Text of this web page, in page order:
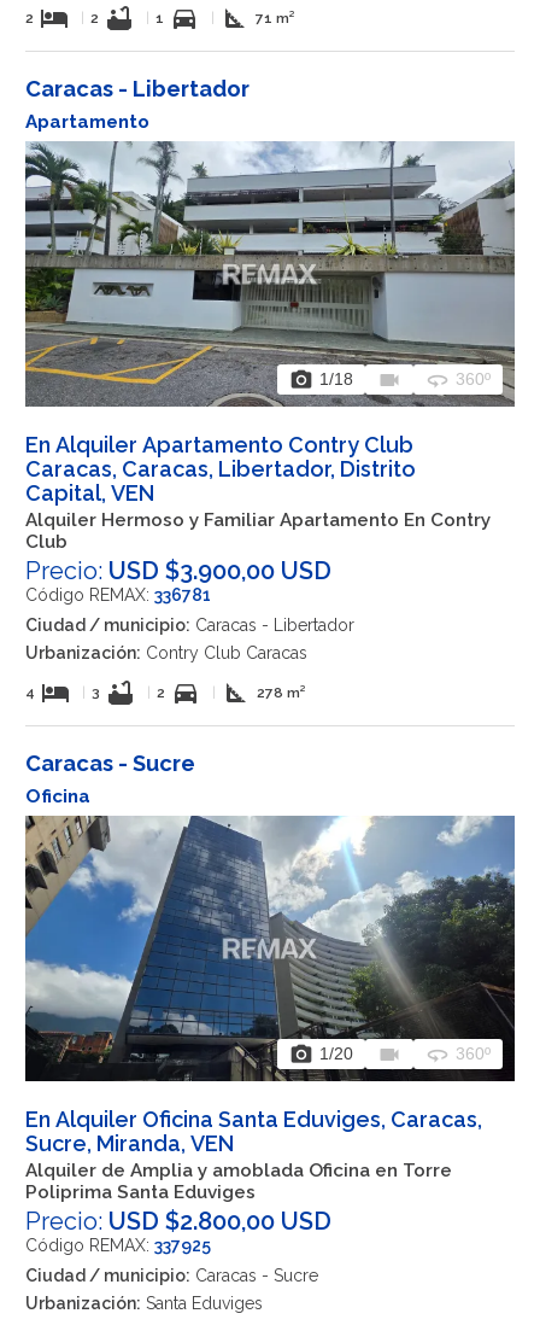
2 hotel 2 bathtub 1 directions_car square_foot 71 m²
Caracas - Libertador
Apartamento
photo_camera 1/18 videocam 360 360º
En Alquiler Apartamento Contry Club
Caracas, Caracas, Libertador, Distrito
Capital, VEN
Alquiler Hermoso y Familiar Apartamento En Contry
Club
Precio: USD $3.900,00 USD
Código REMAX: 336781
Ciudad / municipio: Caracas - Libertador
Urbanización: Contry Club Caracas
4 hotel 3 bathtub 2 directions_car square_foot 278 m²
Caracas - Sucre
Oficina
photo_camera 1/20 videocam 360 360º
En Alquiler Oficina Santa Eduviges, Caracas,
Sucre, Miranda, VEN
Alquiler de Amplia y amoblada Oficina en Torre
Poliprima Santa Eduviges
Precio: USD $2.800,00 USD
Código REMAX: 337925
Ciudad / municipio: Caracas - Sucre
Urbanización: Santa Eduviges